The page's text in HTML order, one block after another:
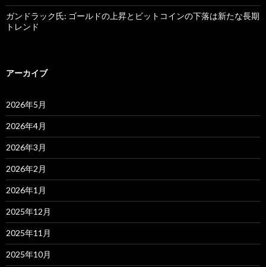
ガンドラック氏: ゴールドの上昇とビットコインの下落は新たな長期
トレンド
アーカイブ
2026年5月
2026年4月
2026年3月
2026年2月
2026年1月
2025年12月
2025年11月
2025年10月